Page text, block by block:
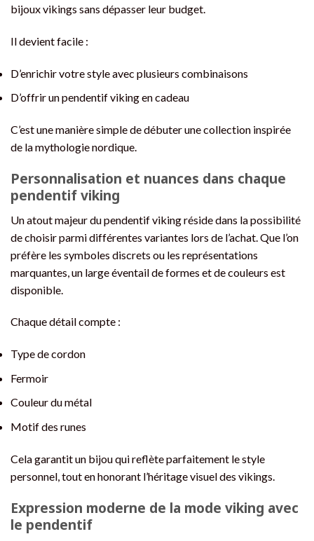
bijoux vikings sans dépasser leur budget.
Il devient facile :
D’enrichir votre style avec plusieurs combinaisons
D’offrir un pendentif viking en cadeau
C’est une manière simple de débuter une collection inspirée
de la mythologie nordique.
Personnalisation et nuances dans chaque
pendentif viking
Un atout majeur du pendentif viking réside dans la possibilité
de choisir parmi différentes variantes lors de l’achat. Que l’on
préfère les symboles discrets ou les représentations
marquantes, un large éventail de formes et de couleurs est
disponible.
Chaque détail compte :
Type de cordon
Fermoir
Couleur du métal
Motif des runes
Cela garantit un bijou qui reflète parfaitement le style
personnel, tout en honorant l’héritage visuel des vikings.
Expression moderne de la mode viking avec
le pendentif